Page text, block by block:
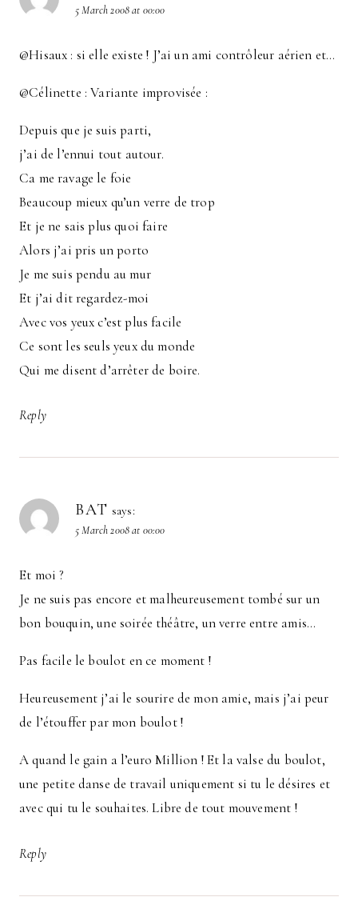
5 March 2008 at 00:00
@Hisaux : si elle existe ! J’ai un ami contrôleur aérien et…
@Célinette : Variante improvisée :
Depuis que je suis parti,
j’ai de l’ennui tout autour.
Ca me ravage le foie
Beaucoup mieux qu’un verre de trop
Et je ne sais plus quoi faire
Alors j’ai pris un porto
Je me suis pendu au mur
Et j’ai dit regardez-moi
Avec vos yeux c’est plus facile
Ce sont les seuls yeux du monde
Qui me disent d’arrêter de boire.
Reply
BAT says:
5 March 2008 at 00:00
Et moi ?
Je ne suis pas encore et malheureusement tombé sur un
bon bouquin, une soirée théâtre, un verre entre amis…
Pas facile le boulot en ce moment !
Heureusement j’ai le sourire de mon amie, mais j’ai peur
de l’étouffer par mon boulot !
A quand le gain a l’euro Million ! Et la valse du boulot,
une petite danse de travail uniquement si tu le désires et
avec qui tu le souhaites. Libre de tout mouvement !
Reply